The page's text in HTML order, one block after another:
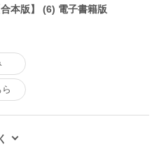
本版】 (6) 電子書籍版